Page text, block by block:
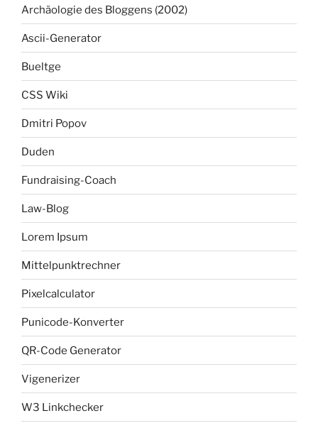
Archäologie des Bloggens (2002)
Ascii-Generator
Bueltge
CSS Wiki
Dmitri Popov
Duden
Fundraising-Coach
Law-Blog
Lorem Ipsum
Mittelpunktrechner
Pixelcalculator
Punicode-Konverter
QR-Code Generator
Vigenerizer
W3 Linkchecker